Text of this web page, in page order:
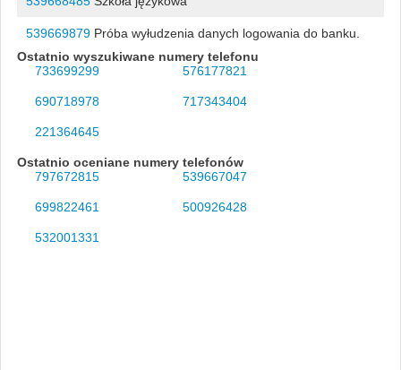
539669879Próba wyłudzenia danych logowania do banku.
Ostatnio wyszukiwane numery telefonu
733699299
576177821
690718978 717343404
221364645
Ostatnio oceniane numery telefonów
797672815
539667047
699822461 500926428
532001331